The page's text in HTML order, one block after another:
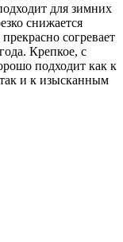
для зимних
снижается
согревает
Крепкое, с
подходит как к
и к изысканным